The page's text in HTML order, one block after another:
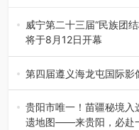
威宁第二十三届“民族团
将于8月12日开幕
8月7日，威宁彝族回族
杯”篮球赛暨2026年“村
第四届遵义海龙屯国际
8月7日，第四届遵义海
界文化遗产地海龙屯核心
贵阳市唯一！苗疆秘境入
遗地图——来贵阳，必赴